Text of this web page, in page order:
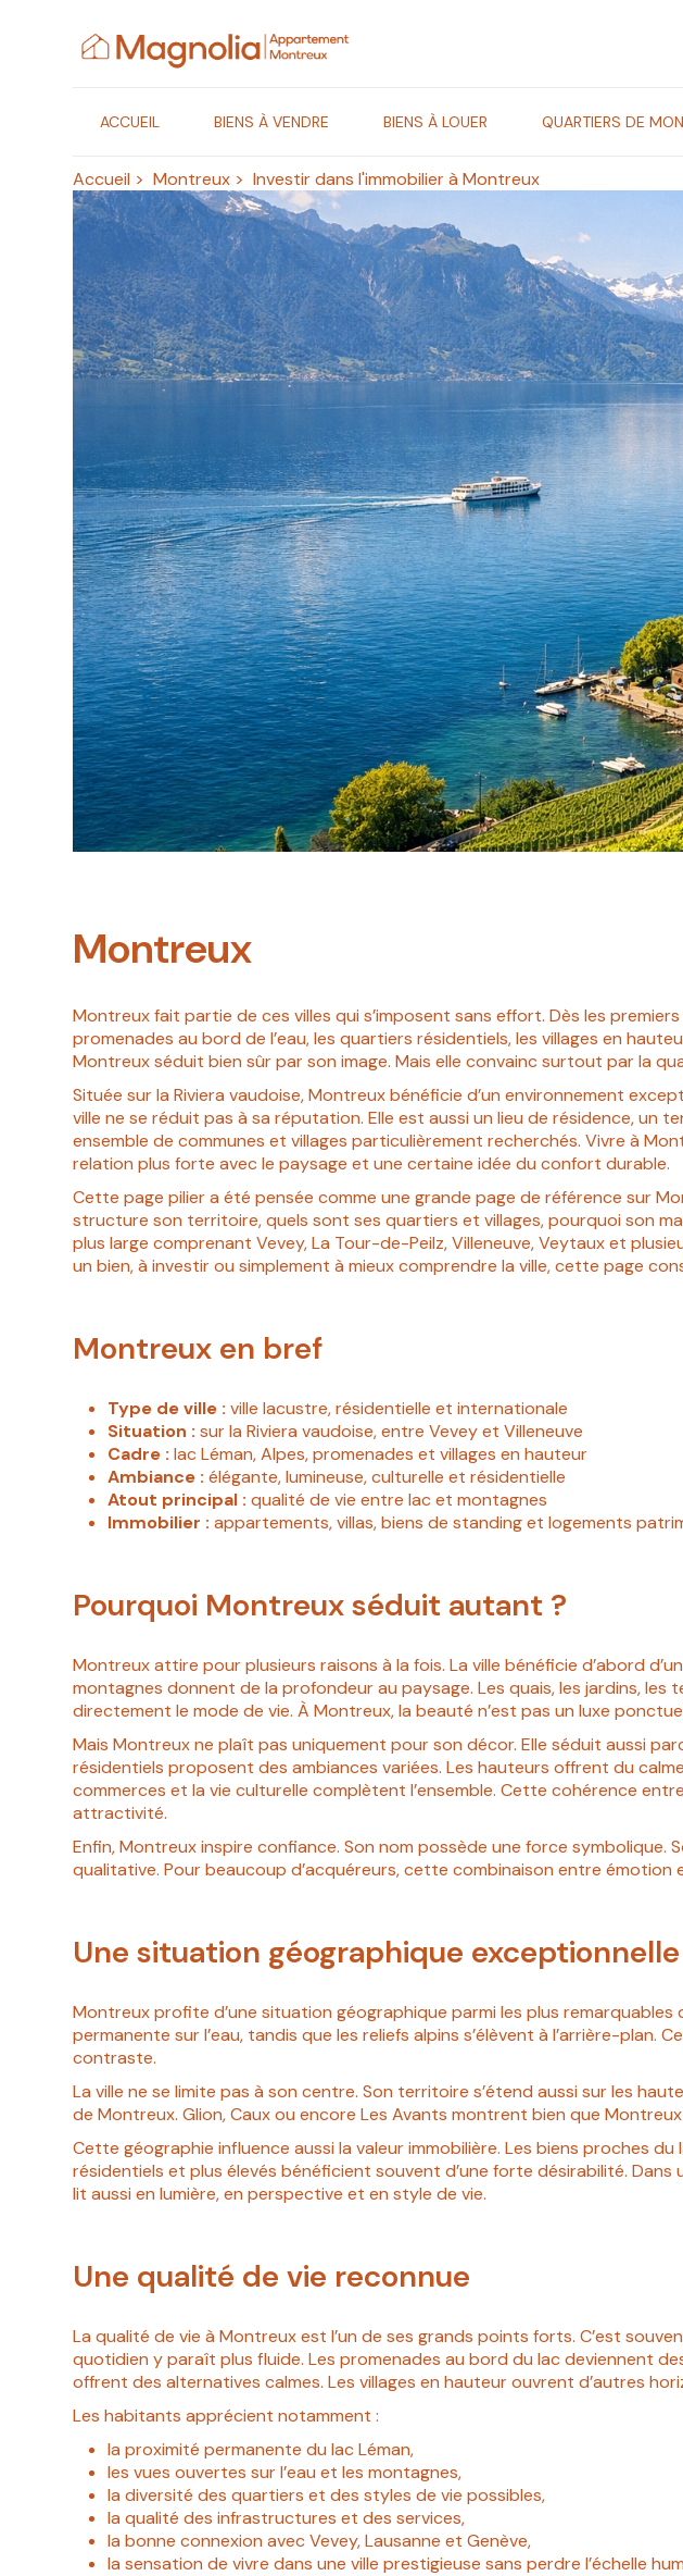
ACCUEIL BIENS À VENDRE BIENS À LOUER QUARTIERS DE
Accueil >Montreux >Investir dans l'immobilier à Montreux
Montreux
Montreux fait partie de ces villes qui s’imposent sans effort. Dès les
promenades au bord de l’eau, les quartiers résidentiels, les villages en
Montreux séduit bien sûr par son image. Mais elle convainc surtout par la
Située sur la Riviera vaudoise, Montreux bénéficie d’un environnement
ville ne se réduit pas à sa réputation. Elle est aussi un lieu de résidence,
ensemble de communes et villages particulièrement recherchés. Vivre à
relation plus forte avec le paysage et une certaine idée du confort durable.
Cette page pilier a été pensée comme une grande page de référence sur
structure son territoire, quels sont ses quartiers et villages, pourquoi son
plus large comprenant Vevey, La Tour-de-Peilz, Villeneuve, Veytaux et
un bien, à investir ou simplement à mieux comprendre la ville, cette page
Montreux en bref
Type de ville : ville lacustre, résidentielle et internationale
Situation : sur la Riviera vaudoise, entre Vevey et Villeneuve
Cadre : lac Léman, Alpes, promenades et villages en hauteur
Ambiance : élégante, lumineuse, culturelle et résidentielle
Atout principal : qualité de vie entre lac et montagnes
Immobilier : appartements, villas, biens de standing et logements
Pourquoi Montreux séduit autant ?
Montreux attire pour plusieurs raisons à la fois. La ville bénéficie d’abord
montagnes donnent de la profondeur au paysage. Les quais, les jardins,
directement le mode de vie. À Montreux, la beauté n’est pas un luxe
Mais Montreux ne plaît pas uniquement pour son décor. Elle séduit aussi
résidentiels proposent des ambiances variées. Les hauteurs offrent du
commerces et la vie culturelle complètent l’ensemble. Cette cohérence
attractivité.
Enfin, Montreux inspire confiance. Son nom possède une force
qualitative. Pour beaucoup d’acquéreurs, cette combinaison entre
Une situation géographique exceptionnelle
Montreux profite d’une situation géographique parmi les plus remarquables
permanente sur l’eau, tandis que les reliefs alpins s’élèvent à l’arrière-
contraste.
La ville ne se limite pas à son centre. Son territoire s’étend aussi sur les
de Montreux. Glion, Caux ou encore Les Avants montrent bien que
Cette géographie influence aussi la valeur immobilière. Les biens proches
résidentiels et plus élevés bénéficient souvent d’une forte désirabilité. Dans
lit aussi en lumière, en perspective et en style de vie.
Une qualité de vie reconnue
La qualité de vie à Montreux est l’un de ses grands points forts. C’est
quotidien y paraît plus fluide. Les promenades au bord du lac deviennent
offrent des alternatives calmes. Les villages en hauteur ouvrent d’autres
Les habitants apprécient notamment :
la proximité permanente du lac Léman,
les vues ouvertes sur l’eau et les montagnes,
la diversité des quartiers et des styles de vie possibles,
la qualité des infrastructures et des services,
la bonne connexion avec Vevey, Lausanne et Genève,
la sensation de vivre dans une ville prestigieuse sans perdre l’échelle